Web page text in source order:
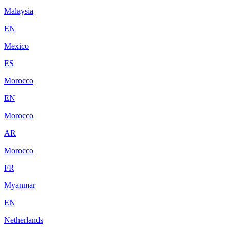
Malaysia
EN
Mexico
ES
Morocco
EN
Morocco
AR
Morocco
FR
Myanmar
EN
Netherlands